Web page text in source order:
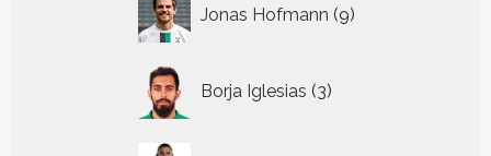
Jonas Hofmann 9
producten
Borja Iglesias 3
producten